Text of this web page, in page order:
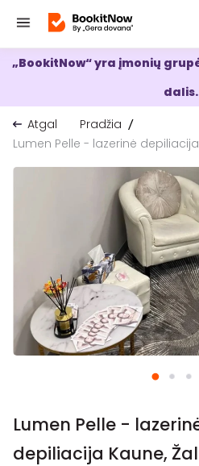
„BookitNow“ yra įmonių
dalis.
Atgal
Pradžia
Lumen Pelle - lazerinė
Lumen Pelle -
depiliacija Kaune,